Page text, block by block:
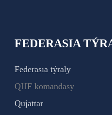
FEDERASIA
Federasıa týraly
QHF komandasy
Qujattar